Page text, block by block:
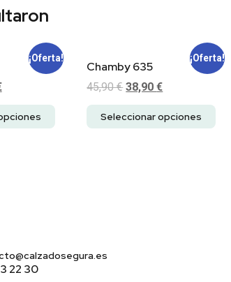
¡Oferta! ¡Oferta!
Chamby 635
45,90€ 38,90€
Seleccionar opciones
22 30